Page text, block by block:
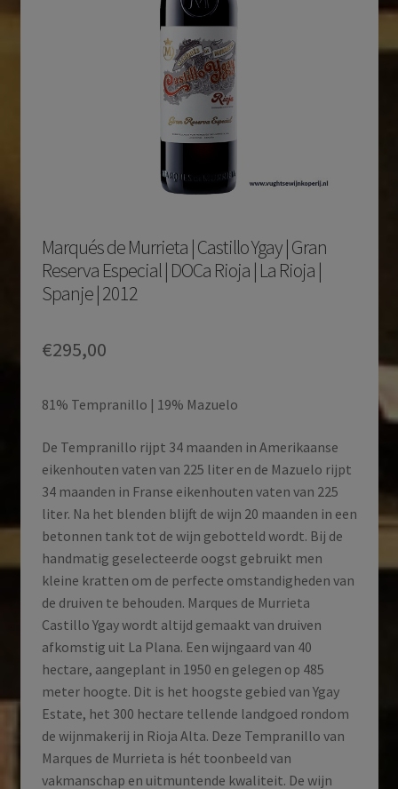
Marqués de Murrieta | Castillo Ygay | Gran
Reserva Especial | DOCa Rioja | La Rioja |
Spanje | 2012
€295,00
81% Tempranillo | 19% Mazuelo
De Tempranillo rijpt 34 maanden in Amerikaanse
eikenhouten vaten van 225 liter en de Mazuelo rijpt
34 maanden in Franse eikenhouten vaten van 225
liter. Na het blenden blijft de wijn 20 maanden in een
betonnen tank tot de wijn gebotteld wordt. Bij de
handmatig geselecteerde oogst gebruikt men
kleine kratten om de perfecte omstandigheden van
de druiven te behouden. Marques de Murrieta
Castillo Ygay wordt altijd gemaakt van druiven
afkomstig uit La Plana. Een wijngaard van 40
hectare, aangeplant in 1950 en gelegen op 485
meter hoogte. Dit is het hoogste gebied van Ygay
Estate, het 300 hectare tellende landgoed rondom
de wijnmakerij in Rioja Alta. Deze Tempranillo van
Marques de Murrieta is hét toonbeeld van
vakmanschap en uitmuntende kwaliteit. De wijn